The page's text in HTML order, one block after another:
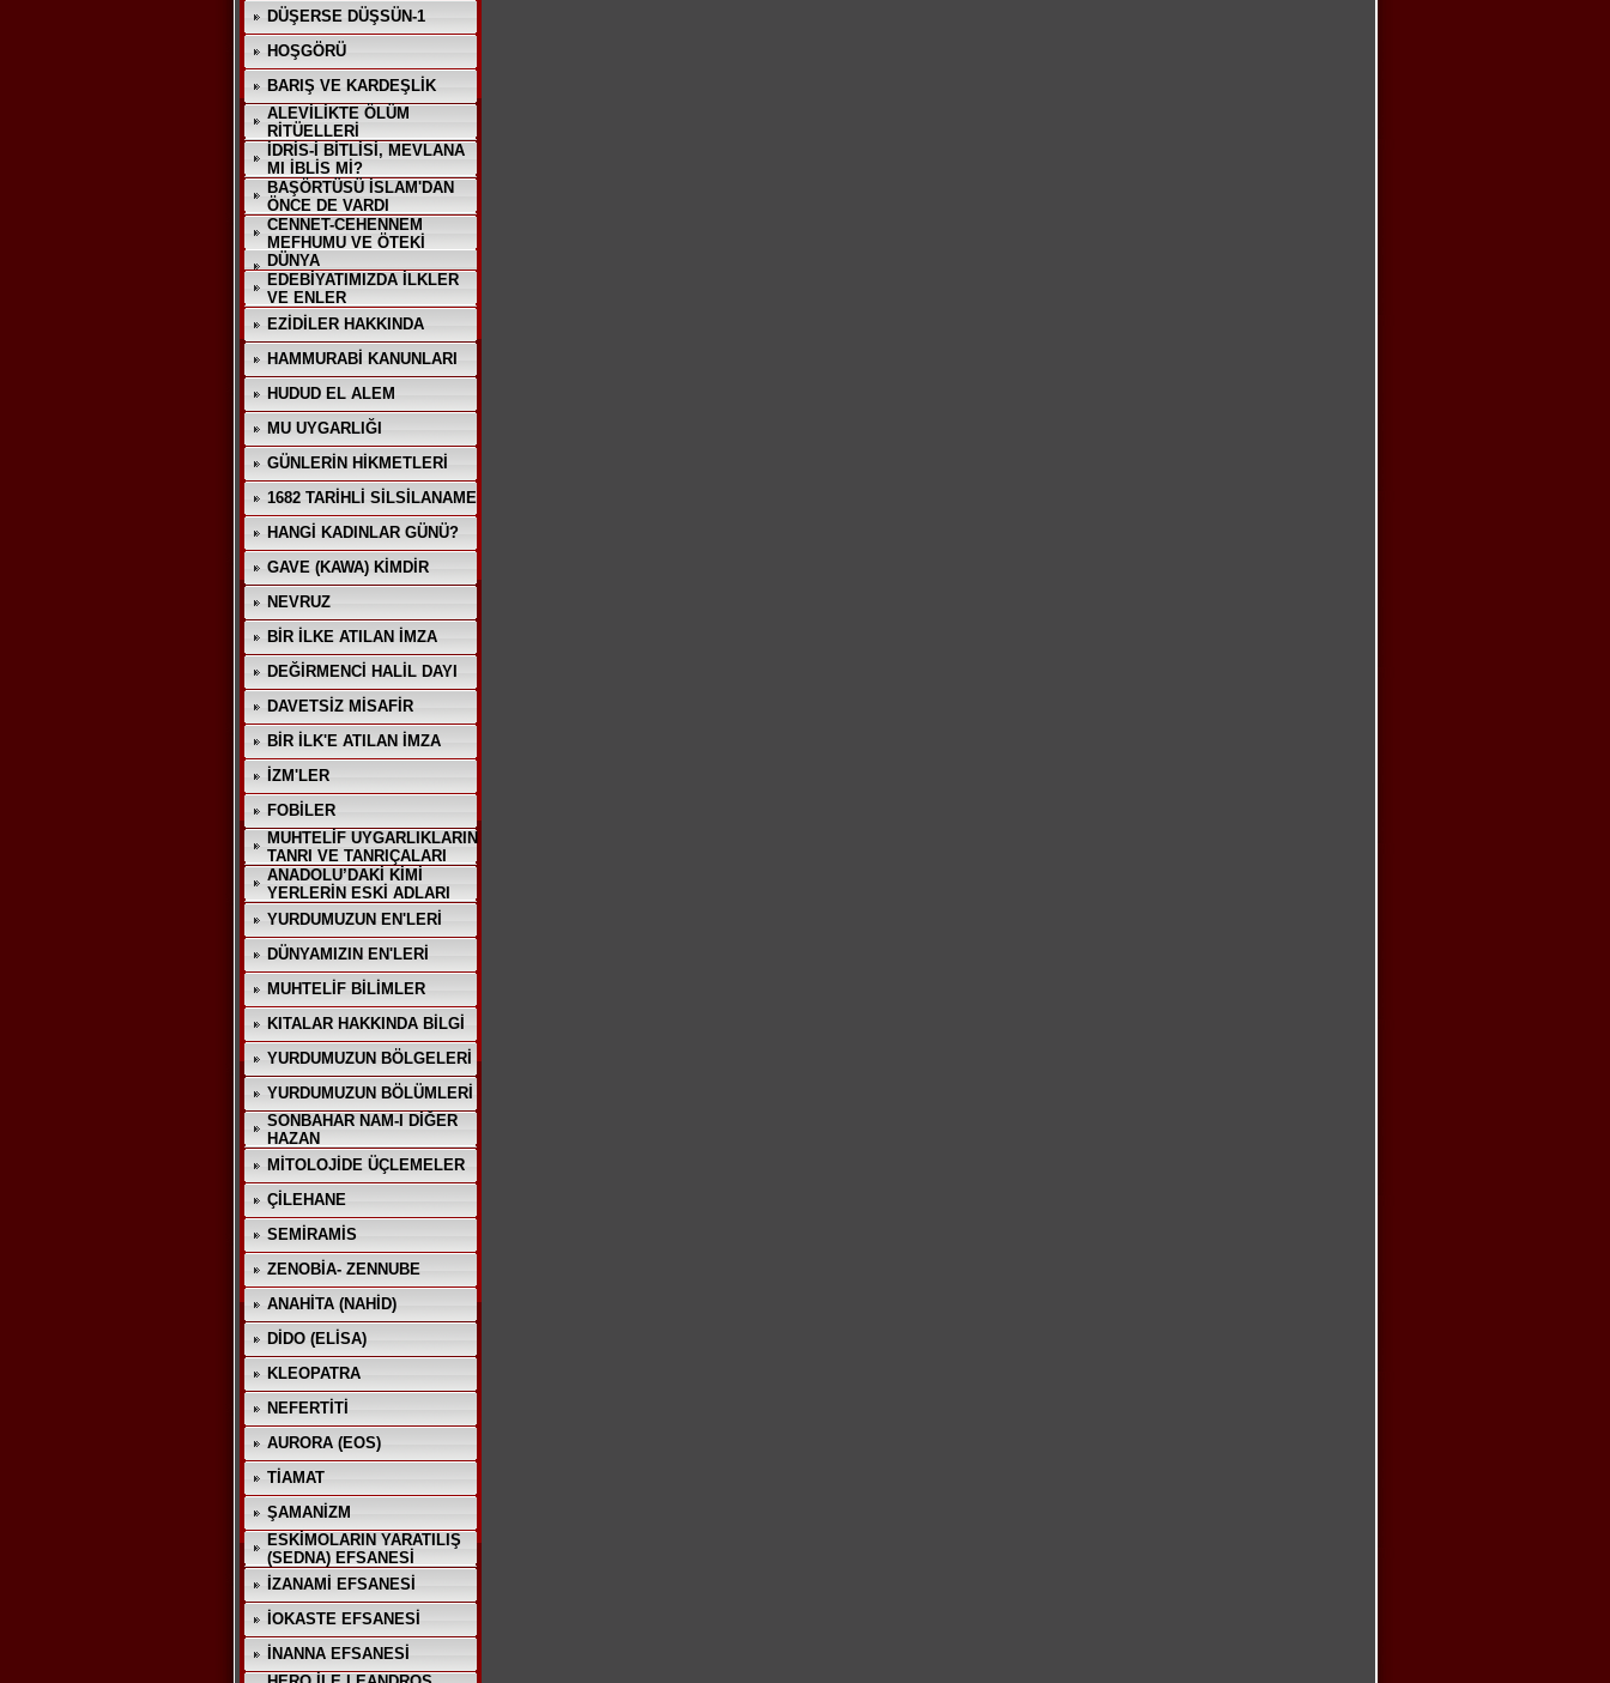
DÜŞERSE DÜŞSÜN-1
HOŞGÖRÜ
BARIŞ VE KARDEŞLİK
ALEVİLİKTE ÖLÜM
RİTÜELLERİ
İDRİS-İ BİTLİSİ, MEVLANA
MI İBLİS Mİ?
BAŞÖRTÜSÜ İSLAM'DAN
ÖNCE DE VARDI
CENNET-CEHENNEM
MEFHUMU VE ÖTEKİ
DÜNYA
EDEBİYATIMIZDA İLKLER
VE ENLER
EZİDİLER HAKKINDA
HAMMURABİ KANUNLARI
HUDUD EL ALEM
MU UYGARLIĞI
GÜNLERİN HİKMETLERİ
1682 TARİHLİ SİLSİLANAME
HANGİ KADINLAR GÜNÜ?
GAVE (KAWA) KİMDİR
NEVRUZ
BİR İLKE ATILAN İMZA
DEĞİRMENCİ HALİL DAYI
DAVETSİZ MİSAFİR
BİR İLK'E ATILAN İMZA
İZM'LER
FOBİLER
MUHTELİF UYGARLIKLARIN
TANRI VE TANRIÇALARI
ANADOLU’DAKİ KİMİ
YERLERİN ESKİ ADLARI
YURDUMUZUN EN'LERİ
DÜNYAMIZIN EN'LERİ
MUHTELİF BİLİMLER
KITALAR HAKKINDA BİLGİ
YURDUMUZUN BÖLGELERİ
YURDUMUZUN BÖLÜMLERİ
SONBAHAR NAM-I DİĞER
HAZAN
MİTOLOJİDE ÜÇLEMELER
ÇİLEHANE
SEMİRAMİS
ZENOBİA- ZENNUBE
ANAHİTA (NAHİD)
DİDO (ELİSA)
KLEOPATRA
NEFERTİTİ
AURORA (EOS)
TİAMAT
ŞAMANİZM
ESKİMOLARIN YARATILIŞ
(SEDNA) EFSANESİ
İZANAMİ EFSANESİ
İOKASTE EFSANESİ
İNANNA EFSANESİ